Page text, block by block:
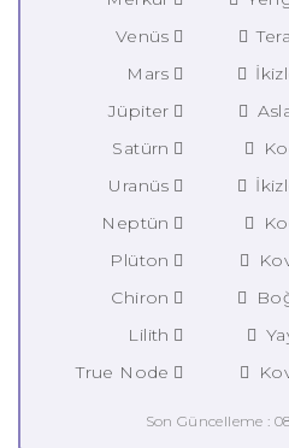
Venüs
Mars
Jüpiter
Satürn
Uranüs
Neptün
Plüton
Chiron
Lilith
True Node
Son Güncelleme :